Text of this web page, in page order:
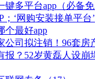
键多平台app（必备免
；‘网购安装接单平台’
个最好app
公司拟注销！96套房
报？52岁黄磊人设崩